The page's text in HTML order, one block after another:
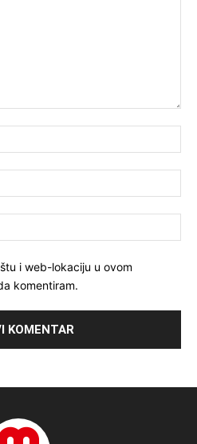
i web-lokaciju u ovom
komentiram.